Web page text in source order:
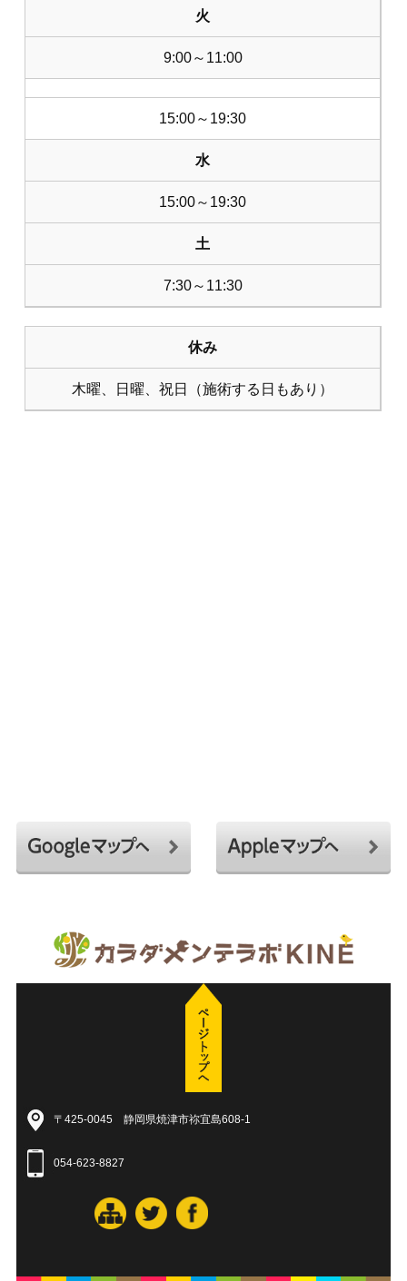
火
9:00～11:00
15:00～19:30
水
15:00～19:30
土
7:30～11:30
休み
木曜、日曜、祝日（施術する日もあり）
〒425-0045 静岡県焼津市祢宜島608-1
054-623-8827